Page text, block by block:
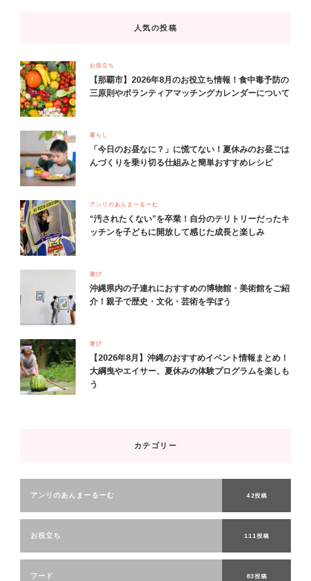
人気の投稿
お役立ち
【那覇市】2026年8月のお役立ち情報！食中毒予防の
三原則やボランティアマッチングカレンダーについて
暮らし
「今日のお昼なに？」に慌てない！夏休みのお昼ごは
んづくりを乗り切る仕組みと簡単おすすめレシピ
アンリのあんまーるーむ
“汚されたくない”を卒業！自分のテリトリーだったキ
ッチンを子どもに開放して感じた成長と楽しみ
遊び
沖縄県内の子連れにおすすめの博物館・美術館をご紹
介！親子で歴史・文化・芸術を学ぼう
遊び
【2026年8月】沖縄のおすすめイベント情報まとめ！
大綱曳やエイサー、夏休みの体験プログラムを楽しも
う
カテゴリー
アンリのあんまーるーむ 42投稿
お役立ち 111投稿
フード 83投稿